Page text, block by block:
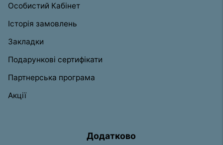
Особистий Кабінет
Історія замовлень
Закладки
Подарункові сертифікати
Партнерська програма
Акції
Додатково